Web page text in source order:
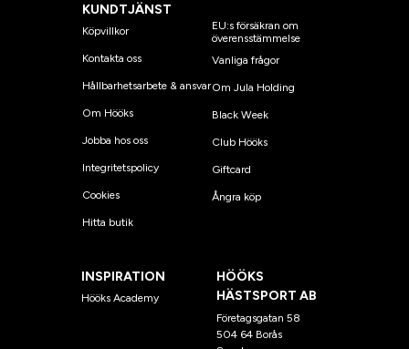
KUNDTJÄNST
Köpvillkor
Kontakta oss
Hållbarhetsarbete & ansvar
Om Hööks
Jobba hos oss
Integritetspolicy
Cookies
Hitta butik
EU:s försäkran om
överensstämmelse
Vanliga frågor
Om Jula Holding
Black Week
Club Hööks
Giftcard
Ångra köp
INSPIRATION
Hööks Academy
HÖÖKS
HÄSTSPORT AB
Företagsgatan 58
504 64 Borås